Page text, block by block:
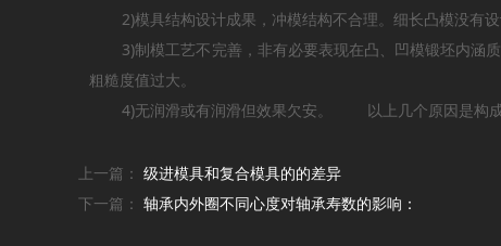
2)模具结构设计成果，冲模结构不合理。细长凸模没有
3)制模工艺不完善，非有必要表现在凸、凹模锻坯内涵质
粗糙度值过大。
4)无润滑或有润滑但效果欠安。 以上几个原因是构成模
上一篇： 级进模具和复合模具的的差异
下一篇： 轴承内外圈不同心度对轴承寿数的影响：